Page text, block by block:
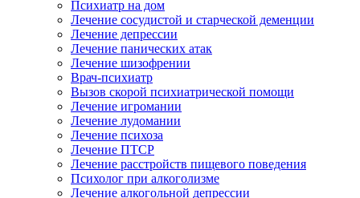
Психиатр на дом
Лечение сосудистой и старческой деменции
Лечение депрессии
Лечение панических атак
Лечение шизофрении
Врач-психиатр
Вызов скорой психиатрической помощи
Лечение игромании
Лечение лудомании
Лечение психоза
Лечение ПТСР
Лечение расстройств пищевого поведения
Психолог при алкоголизме
Лечение алкогольной депрессии